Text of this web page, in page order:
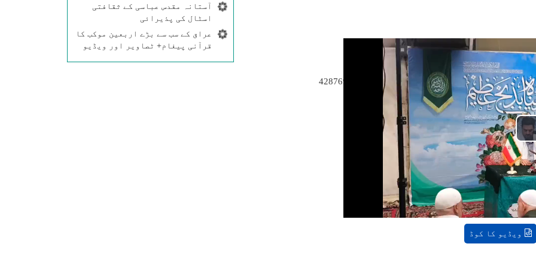
آستانہ مقدس عباسی کے ثقافتی
اسٹال کی پذیرائی
عراق کے سب سے بڑے اربعین موکب کا
قرآنی پیغام+ ٹصاویر اور ویڈیو
ویڈیو کا کوڈ
4287690